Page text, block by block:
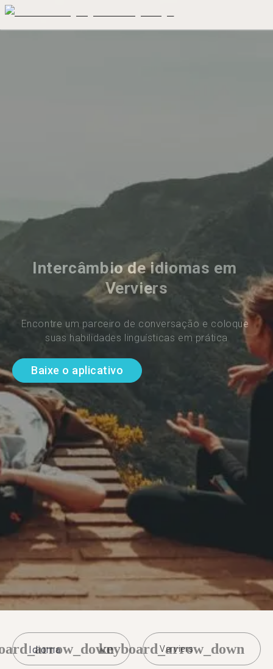
Intercâmbio de idiomas em
Verviers
Encontre um parceiro de conversação e coloque
suas habilidades linguísticas em prática
Baixe o aplicativo
Verviers
keyboard_arrow_down